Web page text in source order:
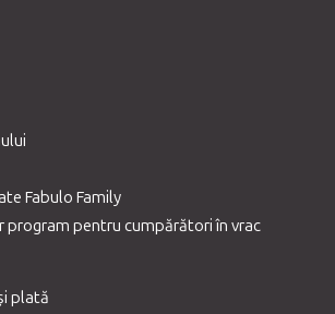
Fabulo Family
program pentru cumpărători în vrac
plată